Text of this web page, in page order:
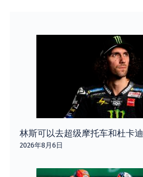
林斯可以去超级摩托车和杜卡迪
2026年8月6日